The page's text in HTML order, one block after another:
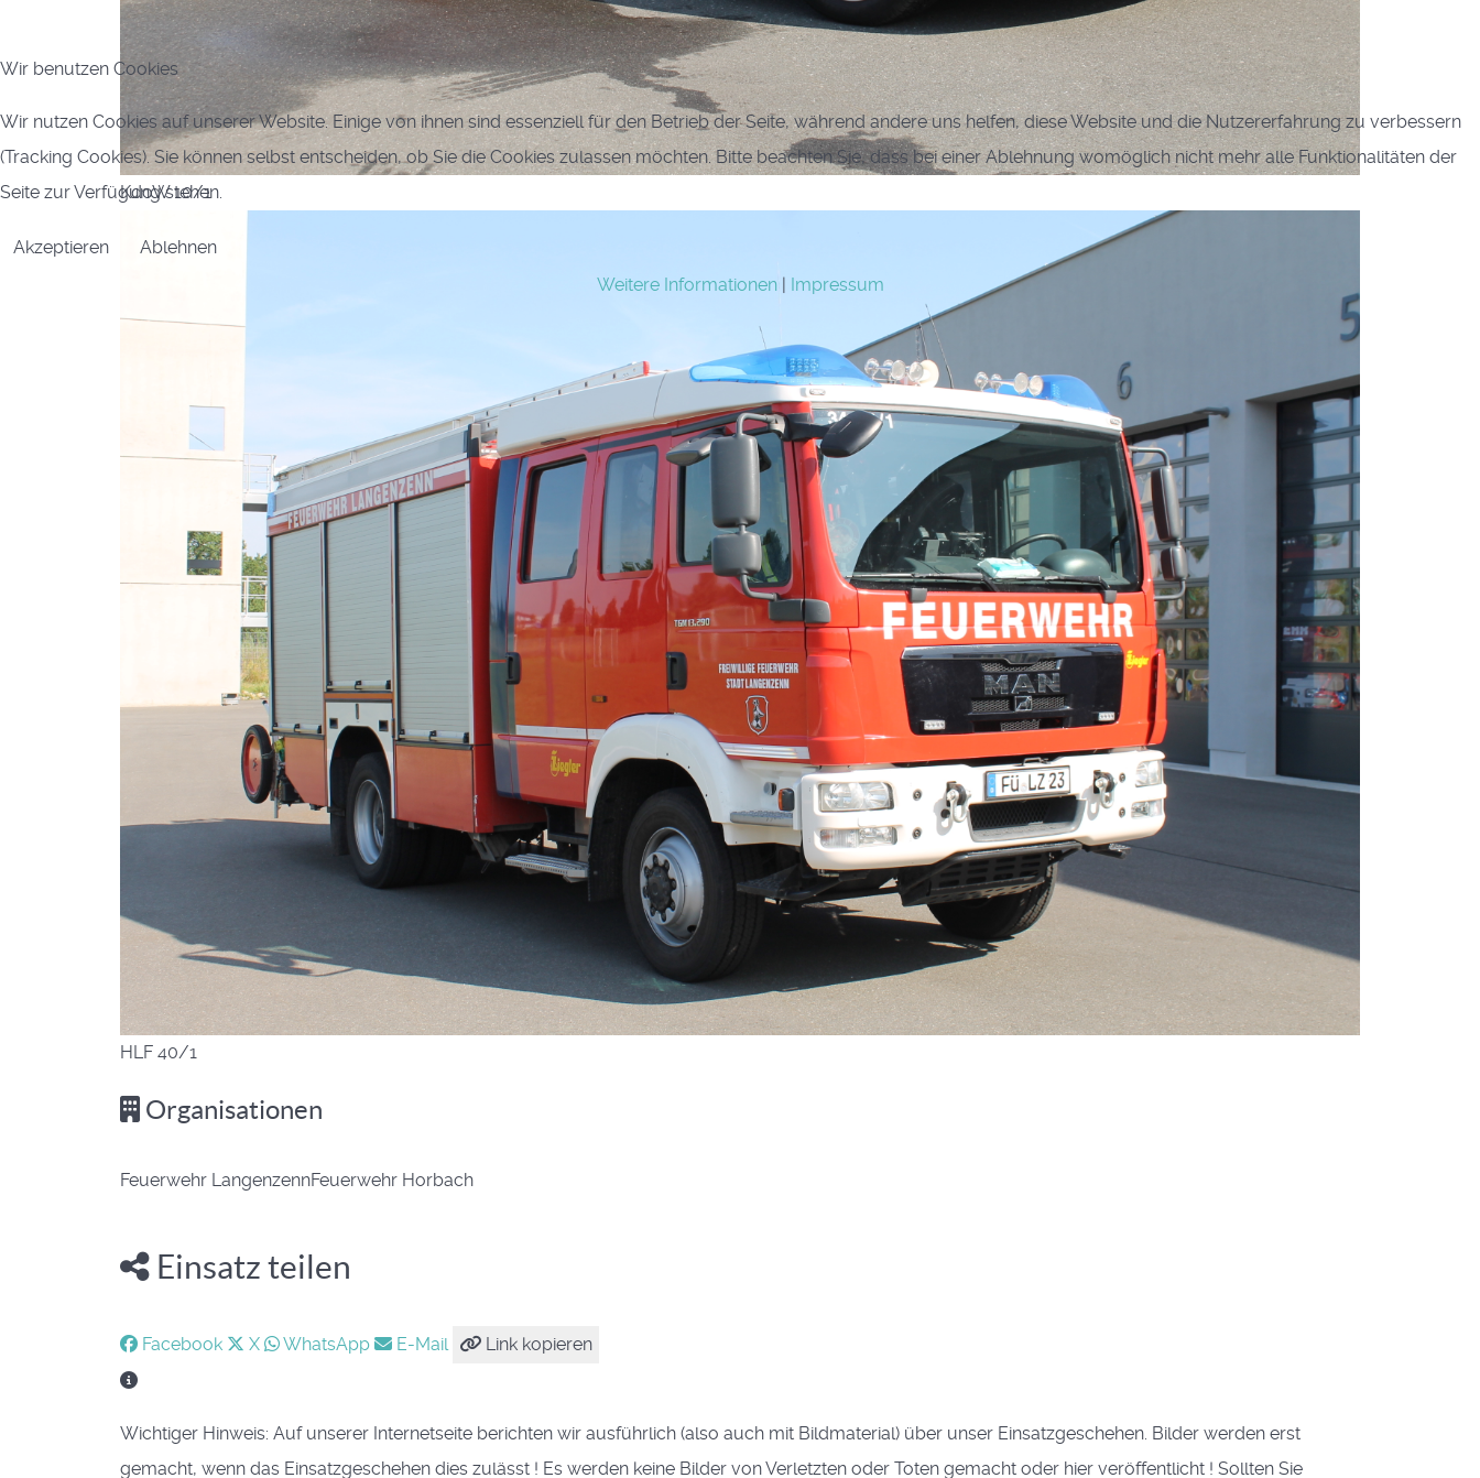
KdoW 10/1
HLF 40/1
Organisationen
Feuerwehr LangenzennFeuerwehr Horbach
Einsatz teilen
Facebook X WhatsApp E-Mail Link kopieren
Wichtiger Hinweis: Auf unserer Internetseite berichten wir ausführlich (also auch mit Bildmaterial) über unser Einsatzgeschehen. Bilder werden erst
gemacht, wenn das Einsatzgeschehen dies zulässt ! Es werden keine Bilder von Verletzten oder Toten gemacht oder hier veröffentlicht ! Sollten Sie
Wir benutzen Cookies
Wir nutzen Cookies auf unserer Website. Einige von ihnen sind essenziell für den Betrieb der Seite, während andere uns helfen, diese Website und die Nutzererfahrung zu verbessern
(Tracking Cookies). Sie können selbst entscheiden, ob Sie die Cookies zulassen möchten. Bitte beachten Sie, dass bei einer Ablehnung womöglich nicht mehr alle Funktionalitäten der
Seite zur Verfügung stehen.
Akzeptieren
Ablehnen
Weitere Informationen| Impressum